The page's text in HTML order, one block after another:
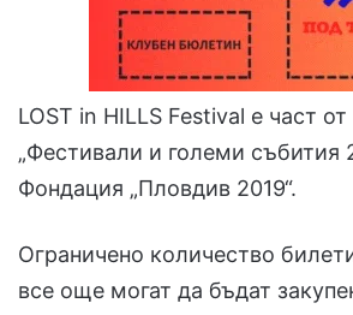
LOST in HILLS Festival е част
„Фестивали и големи събития
Фондация „Пловдив 2019“.
Ограничено количество
все още могат да бъдат